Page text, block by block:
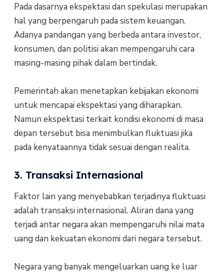
Pada dasarnya ekspektasi dan spekulasi merupakan
hal yang berpengaruh pada sistem keuangan.
Adanya pandangan yang berbeda antara investor,
konsumen, dan politisi akan mempengaruhi cara
masing-masing pihak dalam bertindak.
Pemerintah akan menetapkan kebijakan ekonomi
untuk mencapai ekspektasi yang diharapkan.
Namun ekspektasi terkait kondisi ekonomi di masa
depan tersebut bisa menimbulkan fluktuasi jika
pada kenyataannya tidak sesuai dengan realita.
3. Transaksi Internasional
Faktor lain yang menyebabkan terjadinya fluktuasi
adalah transaksi internasional. Aliran dana yang
terjadi antar negara akan mempengaruhi nilai mata
uang dan kekuatan ekonomi dari negara tersebut.
Negara yang banyak mengeluarkan uang ke luar